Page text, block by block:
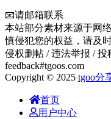
📧请邮箱联系
本站部分素材来源于网
慎侵犯您的权益，请及
侵权删帖 / 违法举报 / 投
feedback#tgoos.com
Copyright © 2025 tgoo分
首页
用户中心